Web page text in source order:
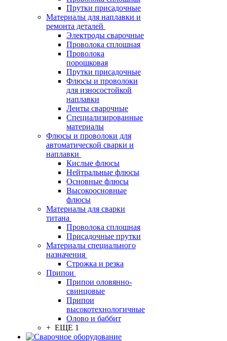
Прутки присадочные
Материалы для наплавки и
ремонта деталей
Электроды сварочные
Проволока сплошная
Проволока
порошковая
Прутки присадочные
Флюсы и проволоки
для износостойкой
наплавки
Ленты сварочные
Специализированные
материалы
Флюсы и проволоки для
автоматической сварки и
наплавки
Кислые флюсы
Нейтральные флюсы
Основные флюсы
Высокоосновные
флюсы
Материалы для сварки
титана
Проволока сплошная
Присадочные прутки
Материалы специального
назначения
Строжка и резка
Припои
Припои оловянно-
свинцовые
Припои
высокотехнологичные
Олово и баббит
+ ЕЩЕ 1